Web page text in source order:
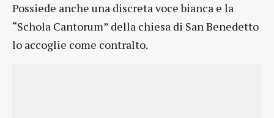
Possiede anche una discreta voce bianca e la
“Schola Cantorum” della chiesa di San Benedetto
lo accoglie come contralto.